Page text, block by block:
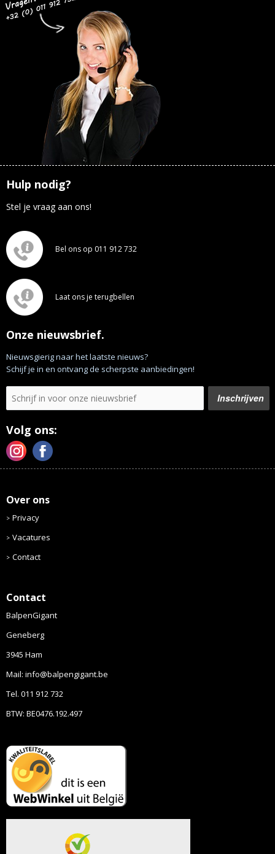
Hulp nodig?
Stel je vraag aan ons!
Bel ons op 011 912 732
Laat ons je terugbellen
Onze nieuwsbrief.
Nieuwsgierig naar het laatste nieuws?
Schijf je in en ontvang de scherpste aanbiedingen!
Volg ons:
Over ons
Privacy
Vacatures
Contact
Contact
BalpenGigant
Geneberg
3945 Ham
Mail: info@balpengigant.be
Tel. 011 912 732
BTW: BE0476.192.497